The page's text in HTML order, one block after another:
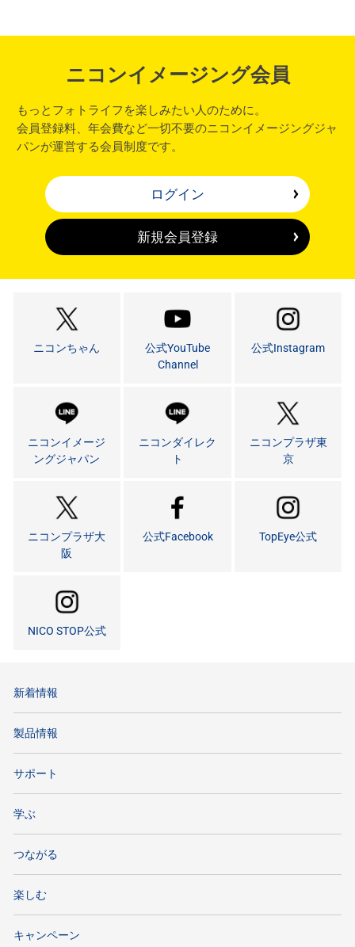
ニコンイメージング会員
もっとフォトライフを楽しみたい人のために。
会員登録料、年会費など一切不要のニコンイメージングジャ
パンが運営する会員制度です。
ログイン
新規会員登録
ニコンちゃん
公式YouTube
Channel
公式Instagram
ニコンイメージ
ングジャパン
ニコンダイレク
ト
ニコンプラザ東
京
ニコンプラザ大
阪
公式Facebook TopEye公式
NICO STOP公式
新着情報
製品情報
サポート
学ぶ
つながる
楽しむ
キャンペーン